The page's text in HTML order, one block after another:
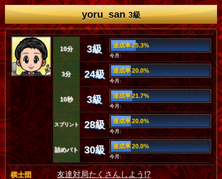
yoru_san3級
10分 3級 達成率 25.3%
今月:
3分 24級 達成率 20.0%
今月:
10秒 3級 達成率 21.7%
今月:
スプリント 28級 達成率 20.0%
今月:
詰めバト 30級 達成率 20.0%
今月:
棋士団 友達対局たくさんしよう!?